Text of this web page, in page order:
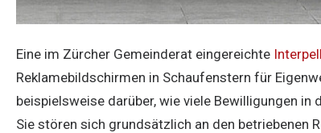
Eine im Zürcher Gemeinderat eingereichte
Reklamebildschirmen in Schaufenstern für
beispielsweise darüber, wie viele Bewilligungen
Sie stören sich grundsätzlich an den betriebenen